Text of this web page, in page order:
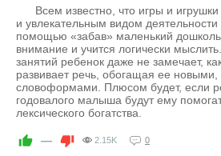
Всем известно, что игры и
и увлекательным видом
помощью «забав» маленький
внимание и учится логически
занятий ребенок даже не замечает,
развивает речь, обогащая ее
словоформами. Плюсом будет, если
годовалого малыша будут ему
лексического богатства.
— 2.15K 0